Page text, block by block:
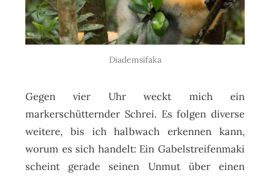
Diademsifaka
Gegen vier Uhr weckt mich ein
markerschütternder Schrei. Es folgen diverse
weitere, bis ich halbwach erkennen kann,
worum es sich handelt: Ein Gabelstreifenmaki
scheint gerade seinen Unmut über einen